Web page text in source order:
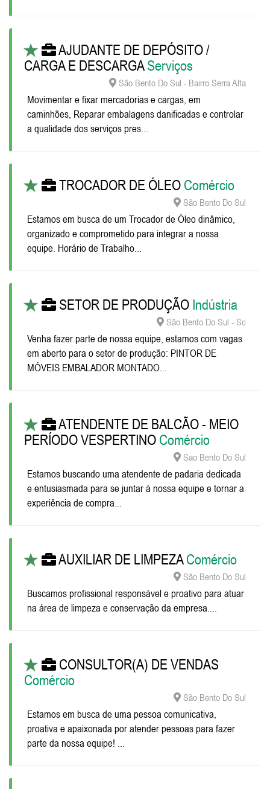
AJUDANTE DE DEPÓSITO /
CARGA E DESCARGAServiços
São Bento Do Sul - Bairro Serra Alta
Movimentar e fixar mercadorias e cargas, em
caminhões, Reparar embalagens danificadas e controlar
a qualidade dos serviços pres...
TROCADOR DE ÓLEO Comércio
São Bento Do Sul
Estamos em busca de um Trocador de Óleo dinâmico,
organizado e comprometido para integrar a nossa
equipe. Horário de Trabalho...
SETOR DE PRODUÇÃO Indústria
São Bento Do Sul - Sc
Venha fazer parte de nossa equipe, estamos com vagas
em aberto para o setor de produção: PINTOR DE
MÓVEIS EMBALADOR MONTADO...
ATENDENTE DE BALCÃO - MEIO
PERÍODO VESPERTINO Comércio
Sao Bento Do Sul
Estamos buscando uma atendente de padaria dedicada
e entusiasmada para se juntar à nossa equipe e tornar a
experiência de compra...
AUXILIAR DE LIMPEZAComércio
São Bento Do Sul
Buscamos profissional responsável e proativo para atuar
na área de limpeza e conservação da empresa....
CONSULTOR(A) DE VENDAS
Comércio
São Bento Do Sul
Estamos em busca de uma pessoa comunicativa,
proativa e apaixonada por atender pessoas para fazer
parte da nossa equipe! ...